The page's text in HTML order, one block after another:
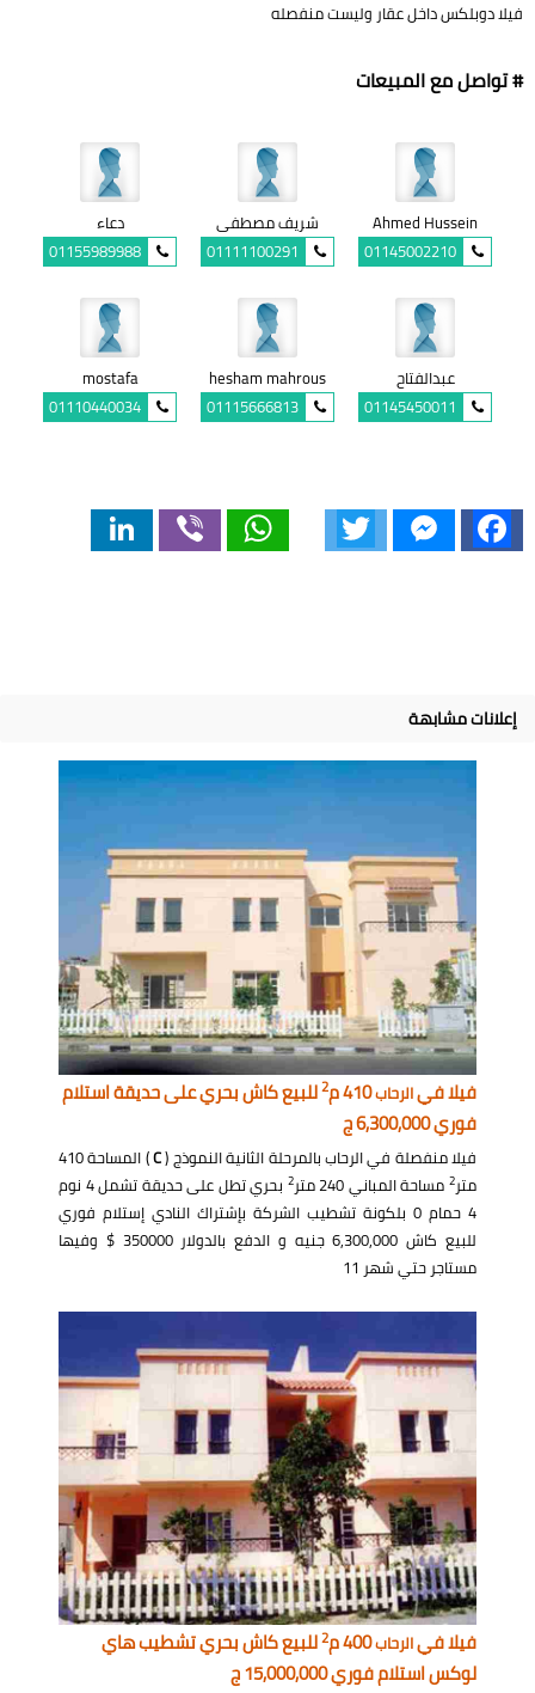
فيلا دوبلكس داخل عقار وليست منفصله
# تواصل مع المبيعات
Ahmed Hussein
01145002210
شريف مصطفى
01111100291
دعاء
01155989988
عبدالفتاح
01145450011
hesham mahrous
01115666813
mostafa
01110440034
Facebook
Messenger
Twitter
WhatsApp
Viber
LinkedIn
إعلانات مشابهة
فيلا فيالرحاب410 م 2للبيع كاش بحري على حديقة استلام
فوري 6,300,000 ج
فيلا منفصلة في الرحاب بالمرحلة الثانية النموذج (C
) المساحة 410
متر2مساحة المباني 240 متر 2
بحري تطل على حديقة تشمل 4 نوم
4 حمام 0 بلكونة تشطيب الشركة بإشتراك النادي إستلام فوري
للبيع كاش 6,300,000 جنيه و الدفع بالدولار 350000 $ وفيها
مستاجر حتي شهر 11
فيلا فيالرحاب400 م 2للبيع كاش بحري تشطيب هاي
لوكس استلام فوري 15,000,000 ج